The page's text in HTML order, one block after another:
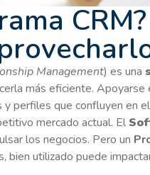
Management) es una
más eficiente.
perfiles que confluyen en
mercado actual. El
los negocios. Pero un
bien utilizado puede